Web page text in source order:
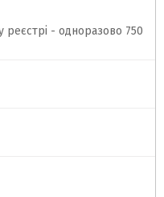
реєстрі - одноразово 750